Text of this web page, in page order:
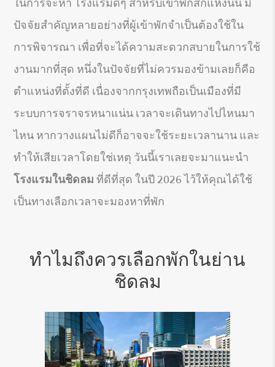
ในการจะหา โรงแรมดีๆ สำหรับเข้าพักสักแห่งนั้น มี
ปัจจัยสำคัญหลายอย่างที่ผู้เข้าพักจำเป็นต้องใช้ใน
การพิจารณา เพื่อที่จะได้ความสะดวกสบายในการใช้
งานมากที่สุด หนึ่งในปัจจัยที่ไม่ควรมองข้ามเลยก็คือ
ตำแหน่งที่ตั้งที่ดี เนื่องจากกรุงเทพถือเป็นเมืองที่มี
ระบบการจราจรหนาแน่น เวลาจะเดินทางไปไหนมา
ไหน หากวางแผนไม่ดีก็อาจจะใช้ระยะเวลานาน และ
ทำให้เสียเวลาโดยใช่เหตุ วันนี้เราเลยจะมาแนะนำ
โรงแรมในชิดลม ที่ดีที่สุด ในปี 2026 ไว้ให้คุณได้ใช้
เป็นทางเลือกเวลาจะมองหาที่พัก
ทำไมถึงควรเลือกพักในย่าน
ชิดลม